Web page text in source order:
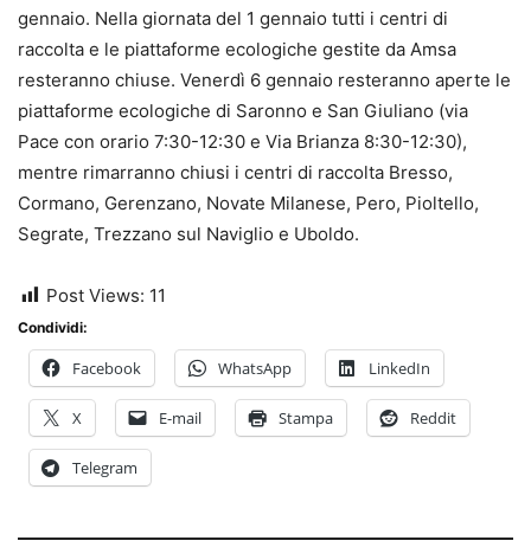
gennaio. Nella giornata del 1 gennaio tutti i centri di
raccolta e le piattaforme ecologiche gestite da Amsa
resteranno chiuse. Venerdì 6 gennaio resteranno aperte le
piattaforme ecologiche di Saronno e San Giuliano (via
Pace con orario 7:30-12:30 e Via Brianza 8:30-12:30),
mentre rimarranno chiusi i centri di raccolta Bresso,
Cormano, Gerenzano, Novate Milanese, Pero, Pioltello,
Segrate, Trezzano sul Naviglio e Uboldo.
Post Views: 11
Condividi:
Facebook WhatsApp LinkedIn
X E-mail Stampa Reddit
Telegram